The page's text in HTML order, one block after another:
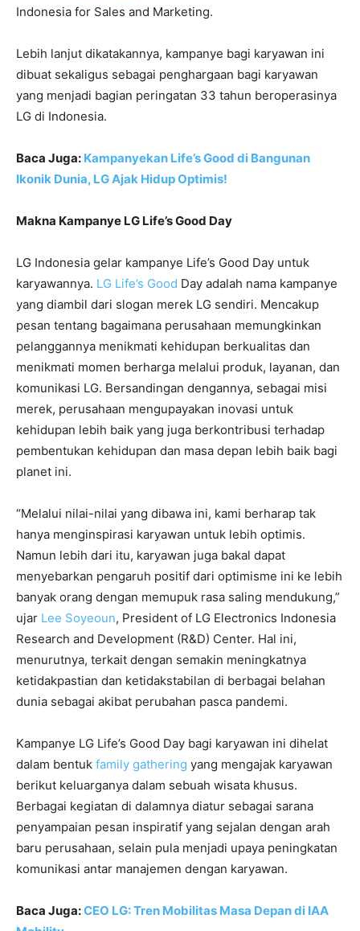
Indonesia for Sales and Marketing.
Lebih lanjut dikatakannya, kampanye bagi karyawan ini
dibuat sekaligus sebagai penghargaan bagi karyawan
yang menjadi bagian peringatan 33 tahun beroperasinya
LG di Indonesia.
Baca Juga: Kampanyekan Life’s Good di Bangunan
Ikonik Dunia, LG Ajak Hidup Optimis!
Makna Kampanye LG Life’s Good Day
LG Indonesia gelar kampanye Life’s Good Day untuk
karyawannya. LG Life’s Good Day adalah nama kampanye
yang diambil dari slogan merek LG sendiri. Mencakup
pesan tentang bagaimana perusahaan memungkinkan
pelanggannya menikmati kehidupan berkualitas dan
menikmati momen berharga melalui produk, layanan, dan
komunikasi LG. Bersandingan dengannya, sebagai misi
merek, perusahaan mengupayakan inovasi untuk
kehidupan lebih baik yang juga berkontribusi terhadap
pembentukan kehidupan dan masa depan lebih baik bagi
planet ini.
“Melalui nilai-nilai yang dibawa ini, kami berharap tak
hanya menginspirasi karyawan untuk lebih optimis.
Namun lebih dari itu, karyawan juga bakal dapat
menyebarkan pengaruh positif dari optimisme ini ke lebih
banyak orang dengan memupuk rasa saling mendukung,”
ujar Lee Soyeoun, President of LG Electronics Indonesia
Research and Development (R&D) Center. Hal ini,
menurutnya, terkait dengan semakin meningkatnya
ketidakpastian dan ketidakstabilan di berbagai belahan
dunia sebagai akibat perubahan pasca pandemi.
Kampanye LG Life’s Good Day bagi karyawan ini dihelat
dalam bentuk family gathering yang mengajak karyawan
berikut keluarganya dalam sebuah wisata khusus.
Berbagai kegiatan di dalamnya diatur sebagai sarana
penyampaian pesan inspiratif yang sejalan dengan arah
baru perusahaan, selain pula menjadi upaya peningkatan
komunikasi antar manajemen dengan karyawan.
Baca Juga:CEO LG: Tren Mobilitas Masa Depan di IAA